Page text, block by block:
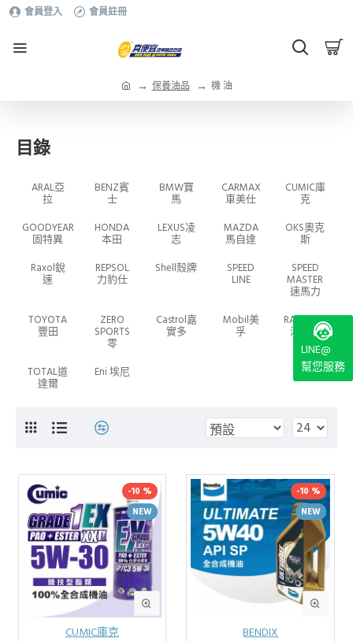
會員登入 會員註冊
保養油品 機 油
目錄
ARAL亞
拉
BENZ賓
士
BMW寶
馬
CARMAX
車美仕
CUMIC庫
克
GOODYEAR
固特異
HONDA
本田
LEXUS凌
志
MAZDA
馬自達
OKS奧克
斯
Raxol銳
速
REPSOL
力豹仕
Shell殼牌
SPEED
LINE
SPEED
MASTER
速馬力
TOYOTA
豐田
ZERO
SPORTS
零
Castrol嘉
實多
Mobil美
孚
RAVENOL
漢諾威
TOTAL道
達爾
Eni 埃尼
NEW
-10 %
CUMIC庫克
NEW
-10 %
BENDIX
LINE@
幫您服務